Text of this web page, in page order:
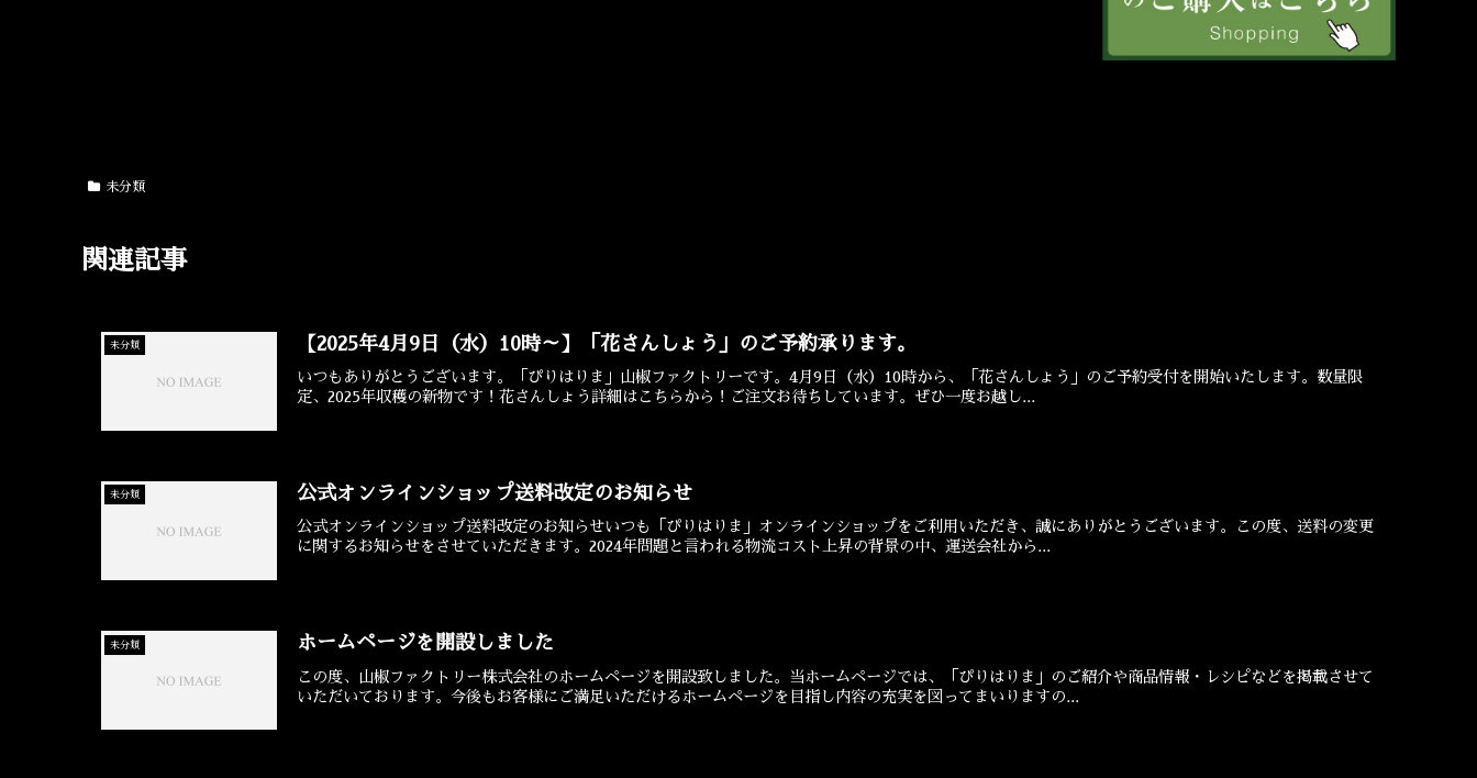
未分類
関連記事
未分類 【2025年4月9日（水）10時～】「花さんしょう」のご予約承ります。
いつもありがとうございます。「ぴりはりま」山椒ファクトリーです。4月9日（水）10時から、「花さんしょう」のご予約受付を開始いたします。数量限
定、2025年収穫の新物です！花さんしょう詳細はこちらから！ご注文お待ちしています。ぜひ一度お越し...
未分類 公式オンラインショップ送料改定のお知らせ
公式オンラインショップ送料改定のお知らせいつも「ぴりはりま」オンラインショップをご利用いただき、誠にありがとうございます。この度、送料の変更
に関するお知らせをさせていただきます。2024年問題と言われる物流コスト上昇の背景の中、運送会社から...
未分類 ホームページを開設しました
この度、山椒ファクトリー株式会社のホームページを開設致しました。当ホームページでは、「ぴりはりま」のご紹介や商品情報・レシピなどを掲載させて
いただいております。今後もお客様にご満足いただけるホームページを目指し内容の充実を図ってまいりますの...